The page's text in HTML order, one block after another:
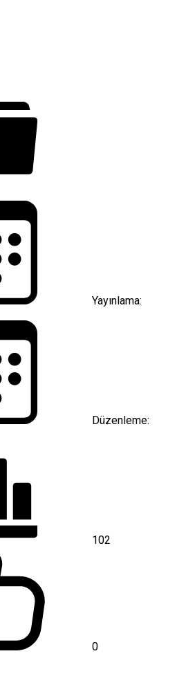
Yayınlama:
Düzenleme:
102
0